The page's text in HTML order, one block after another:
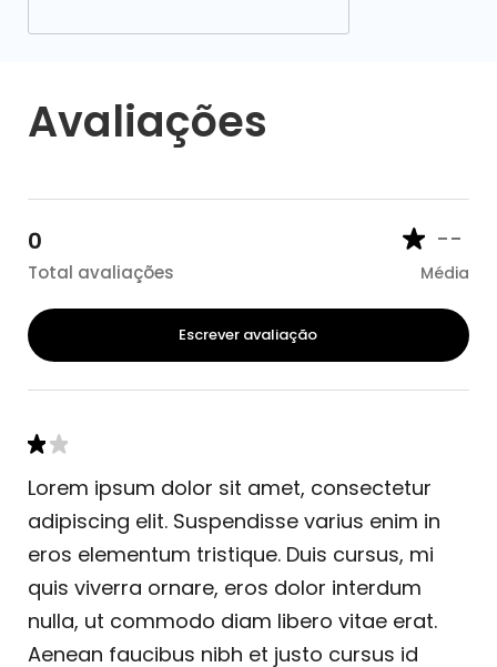
Avaliações
0
Total avaliações
--
Média
Escrever avaliação
Lorem ipsum dolor sit amet, consectetur
adipiscing elit. Suspendisse varius enim in
eros elementum tristique. Duis cursus, mi
quis viverra ornare, eros dolor interdum
nulla, ut commodo diam libero vitae erat.
Aenean faucibus nibh et justo cursus id